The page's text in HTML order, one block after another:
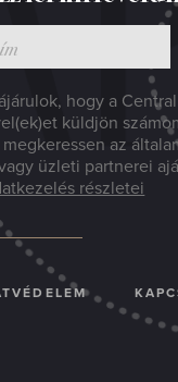
hogy a
küldjön
az
üzleti partnerei
részletei